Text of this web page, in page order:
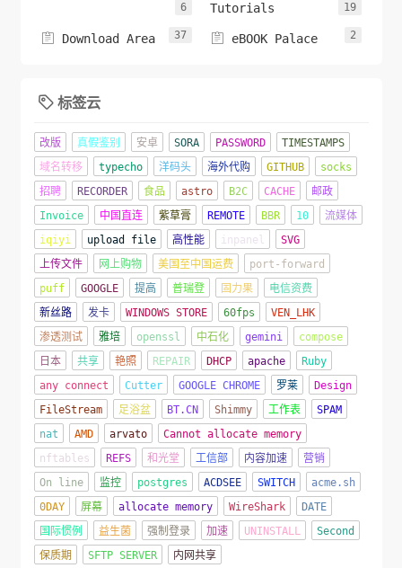
6
Tutorials
19
 Download Area 37  eBOOK Palace 2
 标签云
改版 真假鉴别 安卓 SORA PASSWORD
TIMESTAMPS
域名转移
typecho 洋码头 海外代购 GITHUB
socks
招聘
RECORDER 食品 astro B2C CACHE
邮政
Invoice
中国直连 紫草膏 REMOTE BBR 10
流媒体
iqiyi
upload file 高性能 inpanel
SVG
上传文件
网上购物 美国至中国运费
port-forward
puff
GOOGLE 提高 普瑞登 固力果
电信资费
新丝路
发卡 WINDOWS STORE 60fps
VEN_LHK
渗透测试
雅培 openssl 中石化 gemini
compose
日本
共享 艳照 REPAIR DHCP apache
Ruby
any connect
Cutter GOOGLE CHROME 罗莱
Design
FileStream
足浴盆 BT.CN Shimmy 工作表
SPAM
nat
AMD arvato
Cannot allocate memory
nftables
REFS 和光堂 工信部 内容加速
营销
On line
监控 postgres ACDSEE SWITCH
acme.sh
0DAY
屏幕 allocate memory WireShark
DATE
国际惯例
益生菌 强制登录 加速 UNINSTALL
Second
保质期
SFTP SERVER 内网共享